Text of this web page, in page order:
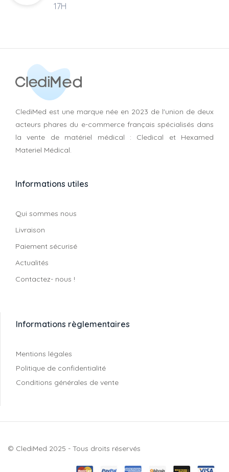
17H
ClediMed est une marque née en 2023 de l'union de deux
acteurs phares du e-commerce français spécialisés dans
la vente de matériel médical : Cledical et Hexamed
Materiel Médical.
Informations utiles
Qui sommes nous
Livraison
Paiement sécurisé
Actualités
Contactez- nous !
Informations règlementaires
Mentions légales
Politique de confidentialité
Conditions générales de vente
© ClediMed 2025 - Tous droits réservés​